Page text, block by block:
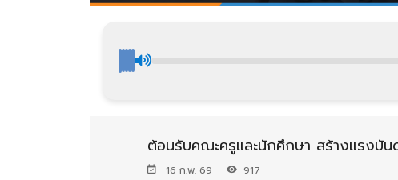
ต้อนรับคณะครูและนักศึกษา สร้างแรงบั
16 ก.พ. 69 917